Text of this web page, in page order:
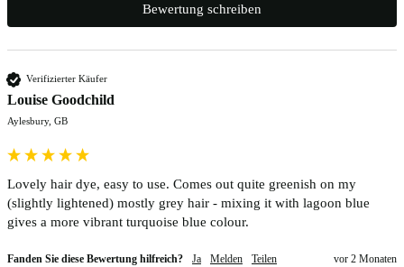
Bewertung schreiben
Verifizierter Käufer
Louise Goodchild
Aylesbury, GB
Lovely hair dye, easy to use. Comes out quite greenish on my
(slightly lightened) mostly grey hair - mixing it with lagoon blue
gives a more vibrant turquoise blue colour.
Fanden Sie diese Bewertung hilfreich? Ja Melden Teilen vor 2 Monaten